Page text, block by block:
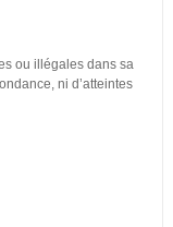
ou illégales dans sa
ni d’atteintes